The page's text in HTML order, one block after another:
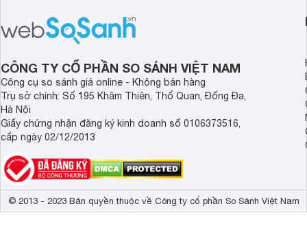
thiết kế thông minh, tối ưu hóa trải
nghiệm người dùng. Cùng
Websosanh.vn đi tìm hiểu chi tiết sản
phẩm nhé.
Dreame đã cho ra
bụi giường nệm
tối ưu cho không
an toàn.
CÔNG TY CỔ PHẦN SO SÁNH VIỆT NAM
Công cụ so sánh giá online - Không bán hàng
Trụ sở chính: Số 195 Khâm Thiên, Thổ Quan, Đống Đa,
Hà Nội
Giấy chứng nhận đăng ký kinh doanh số 0106373516,
cấp ngày 02/12/2013
© 2013 - 2023 Bản quyền thuộc về Công ty cổ phần So Sánh Việt Nam